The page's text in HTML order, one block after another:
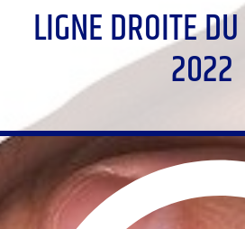
LIGNE DROITE
2022